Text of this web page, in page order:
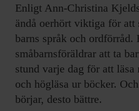
Enligt Ann-Christina
ändå oerhört viktiga för att
barns språk och ordförråd.
småbarnsföräldrar att ta
stund varje dag för att
och högläsa ur böcker.
börjar, desto bättre.